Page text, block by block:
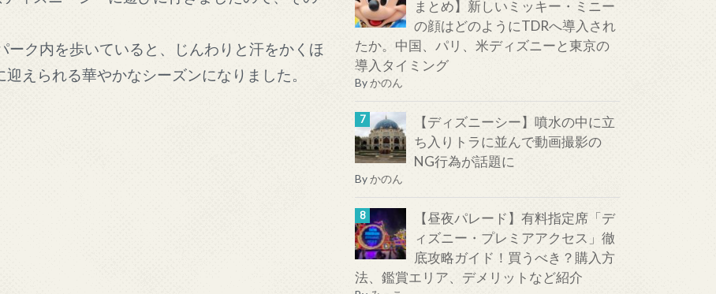
ーク内を歩いていると、じんわりと汗をかくほ
えられる華やかなシーズンになりました。
まとめ】新しいミッキー・ミニー
の顔はどのようにTDRへ導入され
たか。中国、パリ、米ディズニーと東京の
導入タイミング
Byかのん
【ディズニーシー】噴水の中に立
ち入りトラに並んで動画撮影の
NG行為が話題に
Byかのん
【昼夜パレード】有料指定席「デ
ィズニー・プレミアアクセス」徹
底攻略ガイド！買うべき？購入方
法、鑑賞エリア、デメリットなど紹介